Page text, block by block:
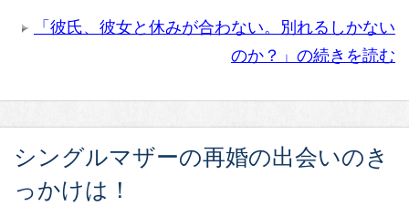
「彼氏、彼女と休みが合わない。別れるしかない
のか？」の続きを読む
シングルマザーの再婚の出会いのき
っかけは！